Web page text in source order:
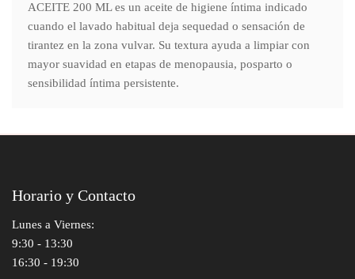
ACEITE 200 ML es un aceite de higiene íntima indicado
cuando el lavado habitual deja sequedad o sensación de
tirantez en la zona vulvar. Su textura ayuda a limpiar con
mayor suavidad en etapas de menopausia, posparto o
sensibilidad íntima persistente.
Horario y Contacto
Lunes a Viernes:
9:30 - 13:30
16:30 - 19:30